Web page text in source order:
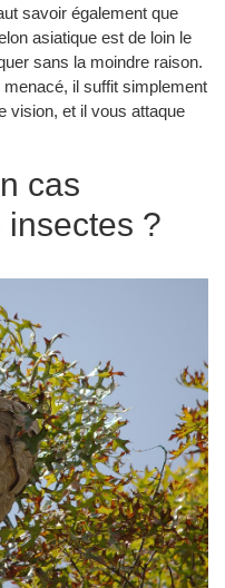
savoir également que
asiatique est de loin le
sans la moindre raison.
il suffit simplement
vision, et il vous attaque
cas
?